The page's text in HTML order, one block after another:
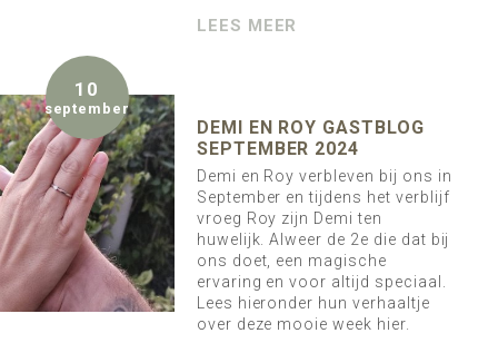
LEES MEER
10
september
DEMI EN ROY GASTBLOG
SEPTEMBER 2024
Demi en Roy verbleven bij ons in
September en tijdens het verblijf
vroeg Roy zijn Demi ten
huwelijk. Alweer de 2e die dat bij
ons doet, een magische
ervaring en voor altijd speciaal.
Lees hieronder hun verhaaltje
over deze mooie week hier.